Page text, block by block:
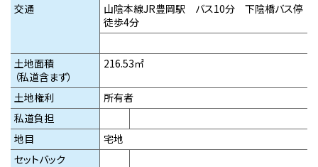
交通
山陰本線JR豊岡駅 バス10分 下陰橋バス停
徒歩4分
土地面積
（私道含まず）
216.53㎡
土地権利
所有者
私道負担
地目
宅地
セットバック